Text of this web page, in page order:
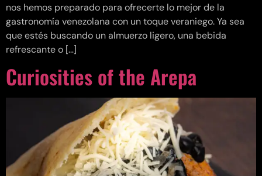
nos hemos preparado para ofrecerte lo mejor de la
gastronomía venezolana con un toque veraniego. Ya sea
que estés buscando un almuerzo ligero, una bebida
refrescante o […]
Curiosities of the Arepa